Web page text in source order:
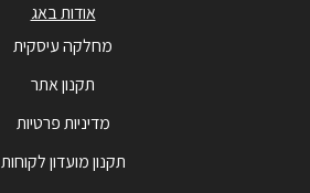
אודות באג
מחלקה עיסקית
תקנון אתר
מדיניות פרטיות
תקנון מועדון לקוחות